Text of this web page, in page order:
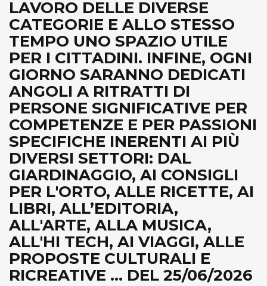
LAVORO DELLE DIVERSE
CATEGORIE E ALLO STESSO
TEMPO UNO SPAZIO UTILE
PER I CITTADINI. INFINE, OGNI
GIORNO SARANNO DEDICATI
ANGOLI A RITRATTI DI
PERSONE SIGNIFICATIVE PER
COMPETENZE E PER PASSIONI
SPECIFICHE INERENTI AI PIÙ
DIVERSI SETTORI: DAL
GIARDINAGGIO, AI CONSIGLI
PER L'ORTO, ALLE RICETTE, AI
LIBRI, ALL’EDITORIA,
ALL'ARTE, ALLA MUSICA,
ALL'HI TECH, AI VIAGGI, ALLE
PROPOSTE CULTURALI E
RICREATIVE ... DEL 25/06/2026